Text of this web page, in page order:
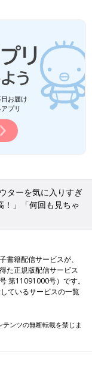
お届け
プリ
ターを気に入りすぎ
」「何回も見ちゃ
書籍配信サービスが、
た正規版配信サービス
第11091000号）です。
ているサービスの一覧
ンツの無断転載を禁じま